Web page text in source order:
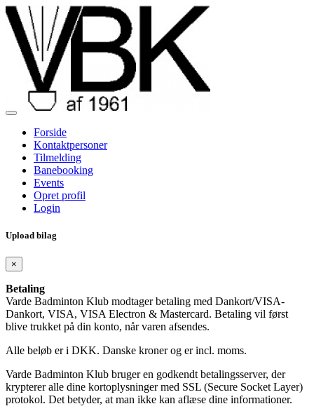
Forside
Kontaktpersoner
Tilmelding
Banebooking
Events
Opret profil
Login
Upload bilag
×
Betaling
Varde Badminton Klub modtager betaling med Dankort/VISA-
Dankort, VISA, VISA Electron & Mastercard. Betaling vil først
blive trukket på din konto, når varen afsendes.
Alle beløb er i DKK. Danske kroner og er incl. moms.
Varde Badminton Klub bruger en godkendt betalingsserver, der
krypterer alle dine kortoplysninger med SSL (Secure Socket Layer)
protokol. Det betyder, at man ikke kan aflæse dine informationer.